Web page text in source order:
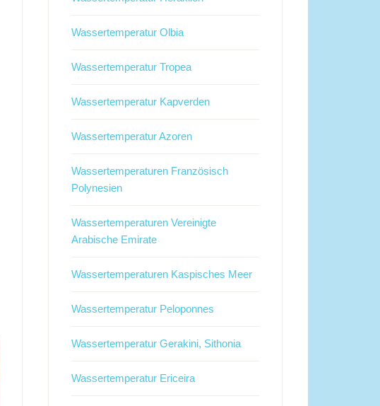
Wassertemperatur Olbia
Wassertemperatur Tropea
Wassertemperatur Kapverden
Wassertemperatur Azoren
Wassertemperaturen Französisch
Polynesien
Wassertemperaturen Vereinigte
Arabische Emirate
Wassertemperaturen Kaspisches Meer
Wassertemperatur Peloponnes
Wassertemperatur Gerakini, Sithonia
Wassertemperatur Ericeira